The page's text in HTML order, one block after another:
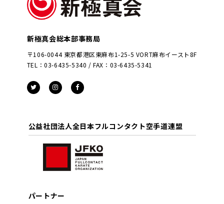
新極真会総本部事務局
〒106-0044 東京都港区東麻布1-25-5 VORT麻布イースト8F
TEL：03-6435-5340 / FAX：03-6435-5341
公益社団法人全日本フルコンタクト空手道連盟
パートナー